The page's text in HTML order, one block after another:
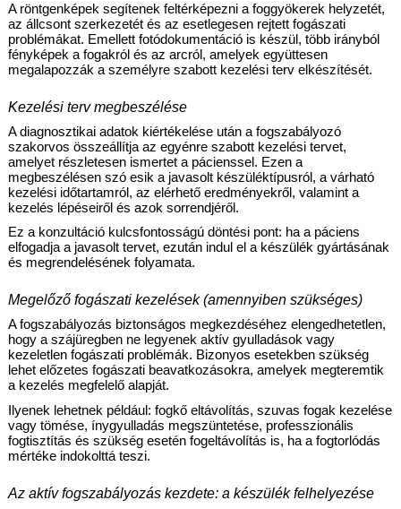
A röntgenképek segítenek feltérképezni a foggyökerek helyzetét,
az állcsont szerkezetét és az esetlegesen rejtett fogászati
problémákat. Emellett fotódokumentáció is készül, több irányból
fényképek a fogakról és az arcról, amelyek együttesen
megalapozzák a személyre szabott kezelési terv elkészítését.
Kezelési terv megbeszélése
A diagnosztikai adatok kiértékelése után a fogszabályozó
szakorvos összeállítja az egyénre szabott kezelési tervet,
amelyet részletesen ismertet a pácienssel. Ezen a
megbeszélésen szó esik a javasolt készüléktípusról, a várható
kezelési időtartamról, az elérhető eredményekről, valamint a
kezelés lépéseiről és azok sorrendjéről.
Ez a konzultáció kulcsfontosságú döntési pont: ha a páciens
elfogadja a javasolt tervet, ezután indul el a készülék gyártásának
és megrendelésének folyamata.
Megelőző fogászati kezelések (amennyiben szükséges)
A fogszabályozás biztonságos megkezdéséhez elengedhetetlen,
hogy a szájüregben ne legyenek aktív gyulladások vagy
kezeletlen fogászati problémák. Bizonyos esetekben szükség
lehet előzetes fogászati beavatkozásokra, amelyek megteremtik
a kezelés megfelelő alapját.
Ilyenek lehetnek például: fogkő eltávolítás, szuvas fogak kezelése
vagy tömése, ínygyulladás megszüntetése, professzionális
fogtisztítás és szükség esetén fogeltávolítás is, ha a fogtorlódás
mértéke indokolttá teszi.
Az aktív fogszabályozás kezdete: a készülék felhelyezése